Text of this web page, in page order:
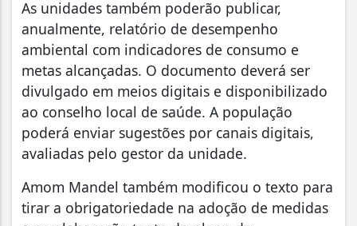
As unidades também poderão publicar,
anualmente, relatório de desempenho
ambiental com indicadores de consumo e
metas alcançadas. O documento deverá ser
divulgado em meios digitais e disponibilizado
ao conselho local de saúde. A população
poderá enviar sugestões por canais digitais,
avaliadas pelo gestor da unidade.
Amom Mandel também modificou o texto para
tirar a obrigatoriedade na adoção de medidas